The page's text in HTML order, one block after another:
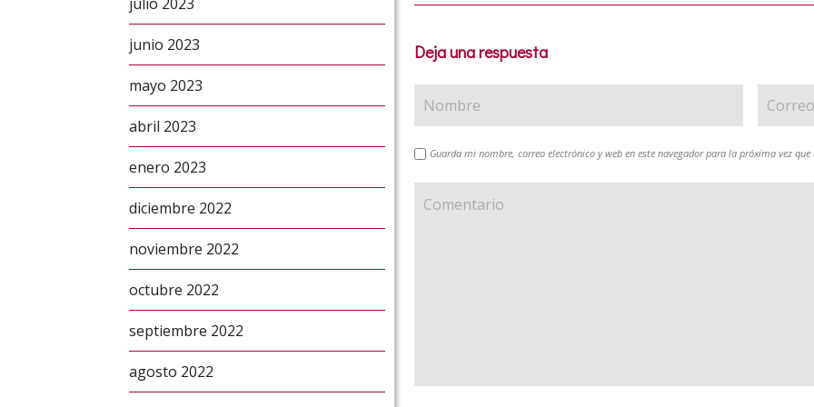
Deja una respuesta
Guarda mi nombre, correo electrónico y web en este navegador para la próxima vez que
junio 2023
mayo 2023
abril 2023
enero 2023
diciembre 2022
noviembre 2022
octubre 2022
septiembre 2022
agosto 2022